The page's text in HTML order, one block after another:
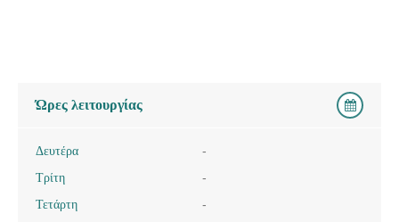
Ώρες λειτουργίας
Δευτέρα
-
Τρίτη
-
Τετάρτη
-